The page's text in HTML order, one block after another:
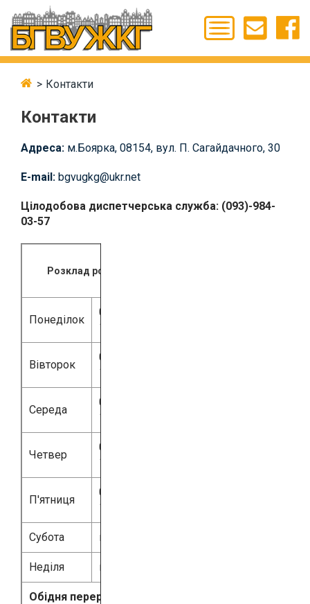
Контакти
Контакти
Адреса: м.Боярка, 08154, вул. П. Сагайдачного, 30
E-mail: bgvugkg@ukr.net
Цілодобова диспетчерська служба: (093)-984-
03-57
Розклад роботи
Понеділок
08:00 -
17:00
Вівторок
08:00 -
17:00
Середа
08:00 -
17:00
Четвер
08:00 -
17:00
П'ятниця
08:00 -
16:00
Субота вихідний
Неділя вихідний
Обідня перерва: